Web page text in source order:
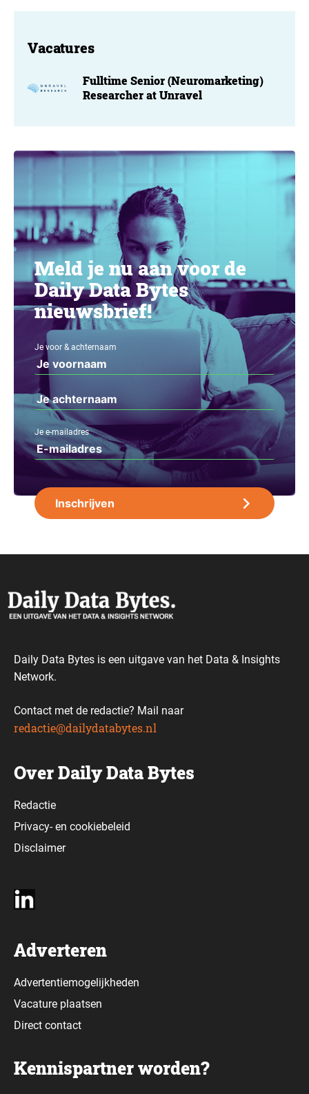
Vacatures
Fulltime Senior (Neuromarketing)
Researcher at Unravel
Meld je nu aan voor de
Daily Data Bytes
nieuwsbrief!
Je voor & achternaam
Je e-mailadres
Daily Data Bytes is een uitgave van het Data & Insights
Network.
Contact met de redactie? Mail naar
redactie@dailydatabytes.nl
Over Daily Data Bytes
Redactie
Privacy-en cookiebeleid
Disclaimer
Adverteren
Advertentiemogelijkheden
Vacature plaatsen
Direct contact
Kennispartner worden?